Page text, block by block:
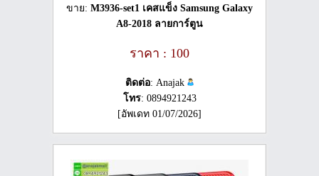
ขาย: M3936-set1 เคสแข็ง Samsung Galaxy
A8-2018 ลายการ์ตูน
ราคา : 100
ติดต่อ: Anajak
โทร: 0894921243
[อัพเดท 01/07/2026]